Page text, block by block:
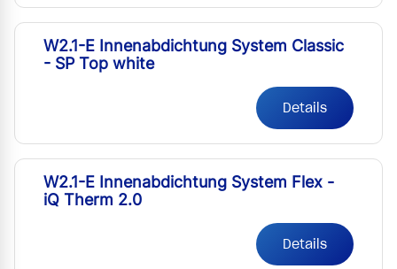
W2.1-E Innenabdichtung System Classic
- SP Top white
Details
W2.1-E Innenabdichtung System Flex -
iQ Therm 2.0
Details